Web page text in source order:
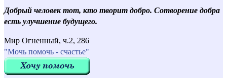
Добрый человек тот, кто творит добро. Сотворение добра
есть улучшение будущего.
Мир Огненный, ч.2, 286
"Мочь помочь - счастье"